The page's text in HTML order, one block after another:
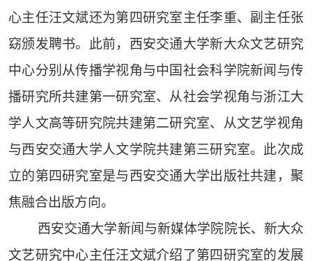
心主任汪文斌还为第四研究室主任李重、副主任张
窈颁发聘书。此前，西安交通大学新大众文艺研究
中心分别从传播学视角与中国社会科学院新闻与传
播研究所共建第一研究室、从社会学视角与浙江大
学人文高等研究院共建第二研究室、从文艺学视角
与西安交通大学人文学院共建第三研究室。此次成
立的第四研究室是与西安交通大学出版社共建，聚
焦融合出版方向。
西安交通大学新闻与新媒体学院院长、新大众
文艺研究中心主任汪文斌介绍了第四研究室的发展